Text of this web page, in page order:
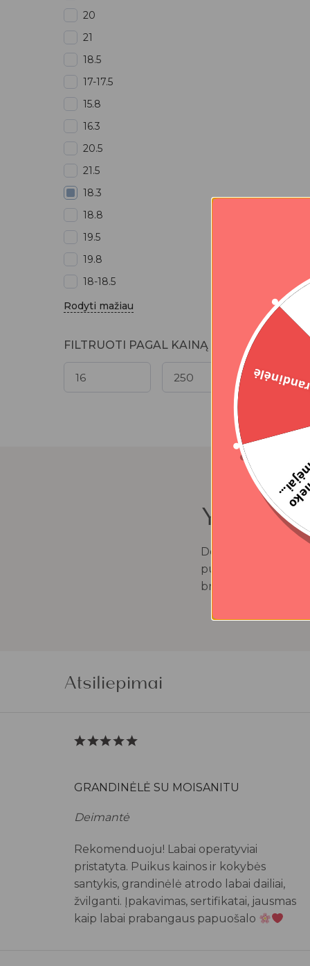
20
21
18.5
17-17.5
15.8
16.3
20.5
21.5
18.3
18.8
19.5
19.8
18-18.5
Rodyti mažiau
FILTRUOTI PAGAL KAINĄ
Dovanos moterims
puoselėjame.
brangiausioms.
Atsiliepimai
GRANDINĖLĖ SU MOISANITU
Deimantė
Rekomenduoju! Labai operatyviai
pristatyta. Puikus kainos ir kokybės
santykis, grandinėlė atrodo labai dailiai,
žvilganti. Įpakavimas, sertifikatai, jausmas
kaip labai prabangaus papuošalo